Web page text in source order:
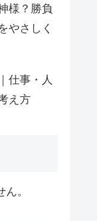
様？勝負
やさしく
仕事・人
え方
。